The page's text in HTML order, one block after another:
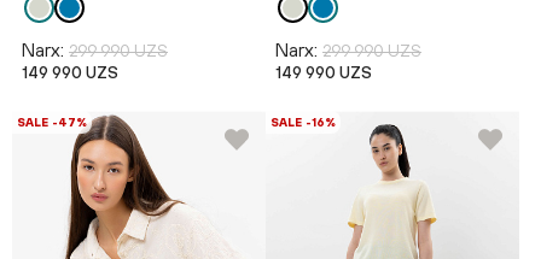
Narx: 299 990 UZS
149 990 UZS
Narx: 299 990 UZS
149 990 UZS
SALE -47% SALE -16%